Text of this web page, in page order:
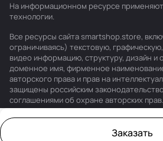
Заказать
На информационном ресурсе
технологии.
Все ресурсы сайта smartshop.store,
ограничиваясь) текстовую,
видео информацию, структуру, дизайн и
доменное имя, фирменное
авторского права и прав на
защищены российским
соглашениями об охране авторских прав.